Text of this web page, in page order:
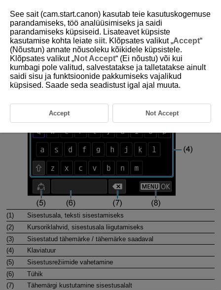
D250-072
Virtuaalse klaviatuuri toimingud
(1)
Sisestusala, teksti sisestamiseks
(2)
Kursoriklahvid, sisestusala liigutamiseks
(3)
Sisestatud tähemärke / tähemärke saadaval
(4)
Klaviatuur
(5)
Sisestusrežiimide vahetamine
(6)
Tühik
(7)
Tähemärgi kustutamine sisestusalalt
See sait (cam.start.canon) kasutab teie kasutuskogemuse
parandamiseks, töö analüüsimiseks ja saidi
parandamiseks küpsiseid. Lisateavet küpsiste
kasutamise kohta leiate siit. Klõpsates valikut „Accept“
(Nõustun) annate nõusoleku kõikidele küpsistele.
Klõpsates valikut „Not Accept“ (Ei nõustu) või kui
kumbagi pole valitud, salvestatakse ja talletatakse ainult
saidi sisu ja funktsioonide pakkumiseks vajalikud
küpsised. Saade seda seadistust igal ajal muuta.
Accept Not Accept